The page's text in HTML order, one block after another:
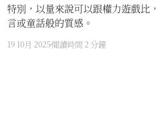
特別，以量來說可以跟權力遊戲比
言或童話般的質感。
19 10月 2025閱讀時間 2 分鐘